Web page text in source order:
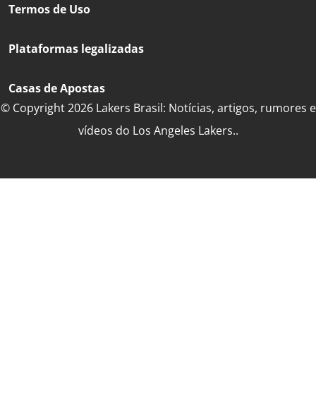
Termos de Uso
Plataformas legalizadas
Casas de Apostas
© Copyright 2026 Lakers Brasil: Notícias, artigos, rumores e
vídeos do Los Angeles Lakers..